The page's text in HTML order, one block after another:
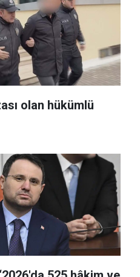
olan hükümlü